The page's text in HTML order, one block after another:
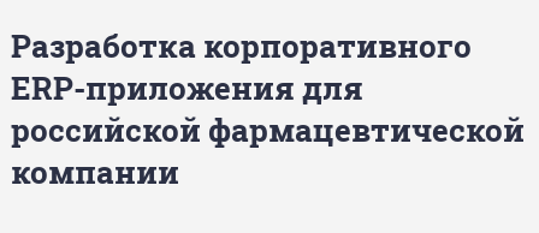
Разработка корпоративного
ERP-приложения для
российской фармацевтической
компании